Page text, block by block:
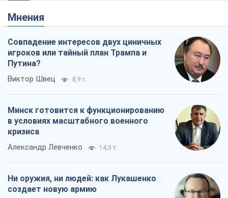
Мнения
Совпадение интересов двух циничных
игроков или тайный план Трампа и
Путина?
Виктор Швец 8,9 т.
Минск готовится к функционированию
в условиях масштабного военного
кризиса
Александр Левченко 14,5 т.
Ни оружия, ни людей: как Лукашенко
создает новую армию